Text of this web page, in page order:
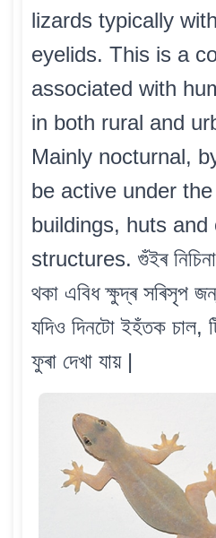
lizards typically
eyelids. This is a
associated with
in both rural and
Mainly nocturnal,
be active under
buildings, huts
structures. গুঁইৰ
থকা এবিধ ক্ষুদ্ৰ সৰিসৃপ
যদিও দিনটো ইহঁতক চাল,
ফুৰা দেখা যায় |